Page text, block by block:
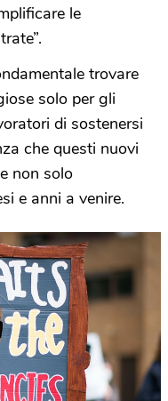
le
trovare
solo per gli
di sostenersi
che questi nuovi
non solo
e anni a venire.